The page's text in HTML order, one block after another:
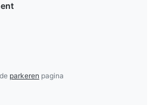
parkeren pagina